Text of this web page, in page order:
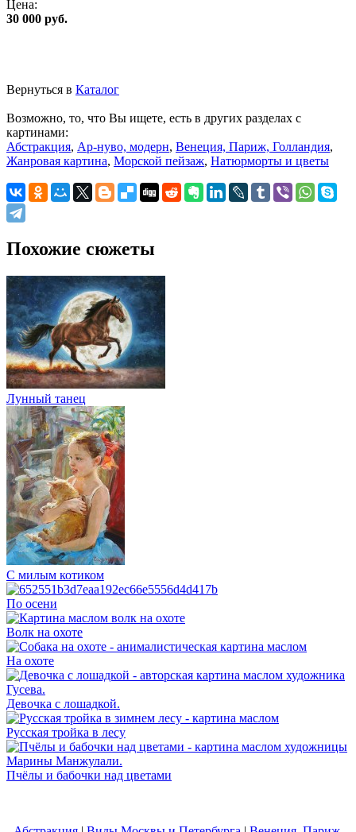
Цена:
30 000 руб.
Вернуться в Каталог
Возможно, то, что Вы ищете, есть в других разделах с
картинами:
Абстракция, Ар-нуво, модерн, Венеция, Париж, Голландия,
Жанровая картина, Морской пейзаж, Натюрморты и цветы
Похожие сюжеты
Лунный танец
С милым котиком
По осени
Волк на охоте
На охоте
Девочка с лошадкой.
Русская тройка в лесу
Пчёлы и бабочки над цветами